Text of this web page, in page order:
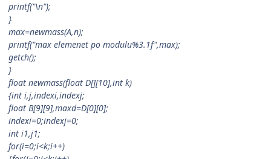
printf("\n");
}
max=newmass(A,n);
printf("max elemenet po modulu%3.1f",max);
getch();
}
float newmass(float D[][10],int k)
{int i,j,indexi,indexj;
float B[9][9],maxd=D[0][0];
indexi=0;indexj=0;
int i1,j1;
for(i=0;i<k;i++)